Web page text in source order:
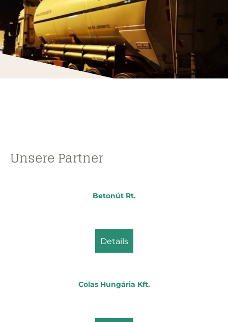
Unsere Partner
Betonút Rt.
details
Colas Hungária Kft.